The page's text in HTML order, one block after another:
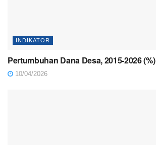
INDIKATOR
Pertumbuhan Dana Desa, 2015-2026 (%)
10/04/2026